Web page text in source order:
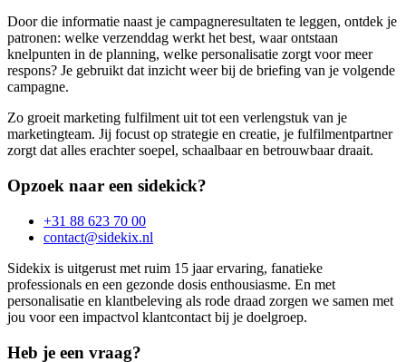
Door die informatie naast je campagneresultaten te leggen, ontdek je
patronen: welke verzenddag werkt het best, waar ontstaan
knelpunten in de planning, welke personalisatie zorgt voor meer
respons? Je gebruikt dat inzicht weer bij de briefing van je volgende
campagne.
Zo groeit marketing fulfilment uit tot een verlengstuk van je
marketingteam. Jij focust op strategie en creatie, je fulfilmentpartner
zorgt dat alles erachter soepel, schaalbaar en betrouwbaar draait.
Opzoek naar een sidekick?
+31 88 623 70 00
contact@sidekix.nl
Sidekix is uitgerust met ruim 15 jaar ervaring, fanatieke
professionals en een gezonde dosis enthousiasme. En met
personalisatie en klantbeleving als rode draad zorgen we samen met
jou voor een impactvol klantcontact bij je doelgroep.
Heb je een vraag?